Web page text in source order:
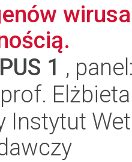
1 ,
Instytut